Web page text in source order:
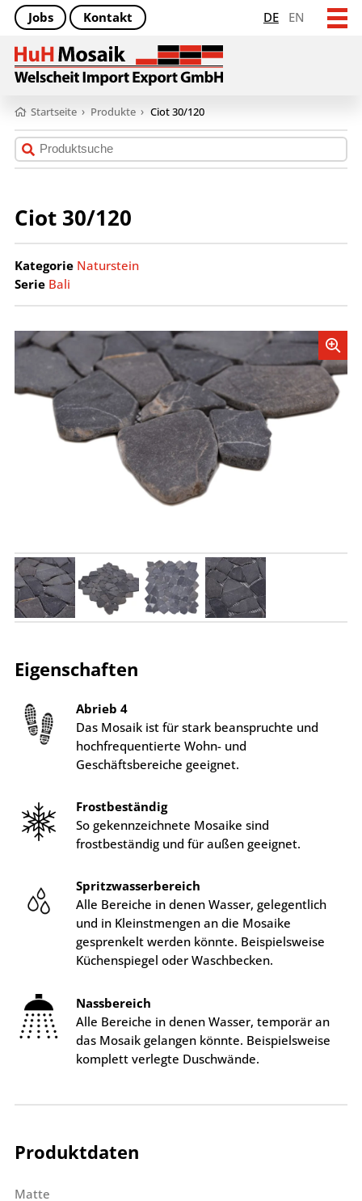
DE EN
Jobs Kontakt
Startseite › Produkte › Ciot 30/120
Ciot 30/120
Kategorie Naturstein
Serie Bali
Eigenschaften
Abrieb 4
Das Mosaik ist für stark beanspruchte und
hochfrequentierte Wohn- und
Geschäftsbereiche geeignet.
Frostbeständig
So gekennzeichnete Mosaike sind
frostbeständig und für außen geeignet.
Spritzwasserbereich
Alle Bereiche in denen Wasser, gelegentlich
und in Kleinstmengen an die Mosaike
gesprenkelt werden könnte. Beispielsweise
Küchenspiegel oder Waschbecken.
Nassbereich
Alle Bereiche in denen Wasser, temporär an
das Mosaik gelangen könnte. Beispielsweise
komplett verlegte Duschwände.
Produktdaten
Matte